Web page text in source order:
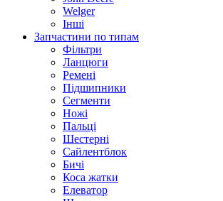
Welger
Інші
Запчастини по типам
Фільтри
Ланцюги
Ремені
Підшипники
Сегменти
Ножі
Пальці
Шестерні
Сайлентблок
Бичі
Коса жатки
Елеватор